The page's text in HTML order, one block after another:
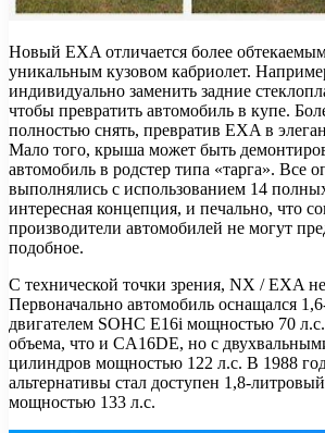
Новый EXA отличается более
уникальным кузовом кабриолет.
индивидуально заменить задние
чтобы превратить автомобиль в купе.
полностью снять, превратив EXA в
Мало того, крыша может быть
автомобиль в родстер типа «тарга». Все
выполнялись с использованием 14
интересная концепция, и печально, что
производители автомобилей не могут
подобное.
С технической точки зрения, NX / EXA
Первоначально автомобиль оснащался
двигателем SOHC E16i мощностью 70
объема, что и CA16DE, но с
цилиндров мощностью 122 л.с. В 1988
альтернативы стал доступен 1,8-
мощностью 133 л.с.